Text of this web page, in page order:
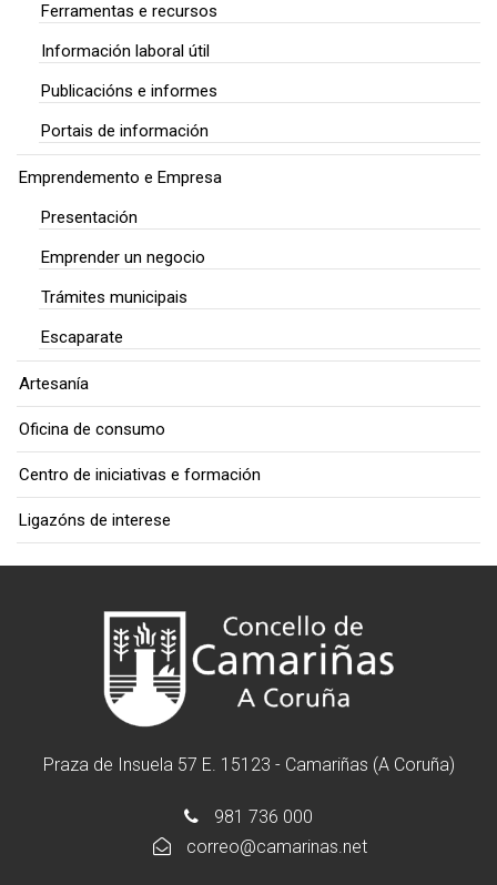
Ferramentas e recursos
Información laboral útil
Publicacións e informes
Portais de información
Emprendemento e Empresa
Presentación
Emprender un negocio
Trámites municipais
Escaparate
Artesanía
Oficina de consumo
Centro de iniciativas e formación
Ligazóns de interese
Praza de Insuela 57 E. 15123 - Camariñas (A Coruña)
981 736 000
correo@camarinas.net